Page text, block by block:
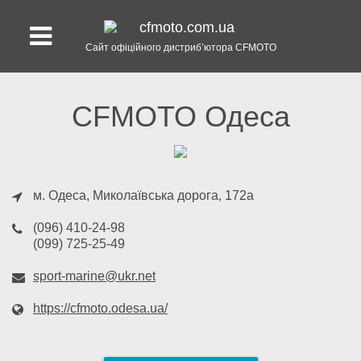
Сайт офіційного дистриб’ютора CFMOTO
CFMOTO Одеса
м. Одеса, Миколаївська дорога, 172а
(096) 410-24-98
(099) 725-25-49
sport-marine@ukr.net
https://cfmoto.odesa.ua/